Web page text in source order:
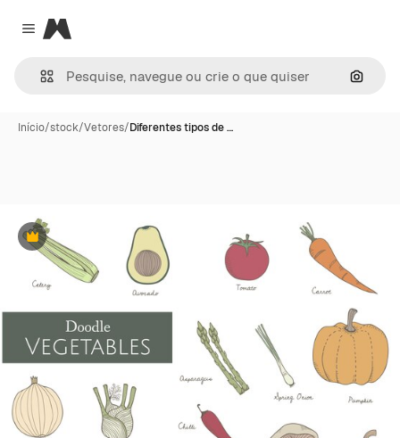
Close menu
Magnific
Início/stock/Vetores/Diferentes tipos de …
Premium